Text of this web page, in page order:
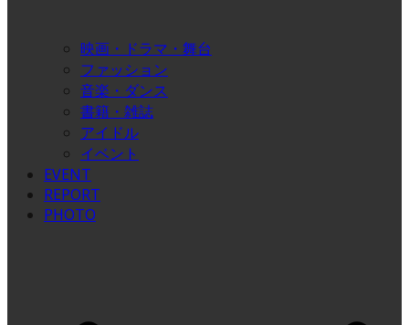
映画・ドラマ・舞台
ファッション
音楽・ダンス
書籍・雑誌
アイドル
イベント
EVENT
REPORT
PHOTO